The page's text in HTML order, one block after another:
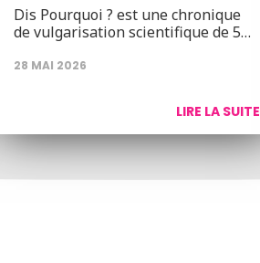
Dis Pourquoi ? est une chronique
de vulgarisation scientifique de 5…
28 MAI 2026
LIRE LA SUITE